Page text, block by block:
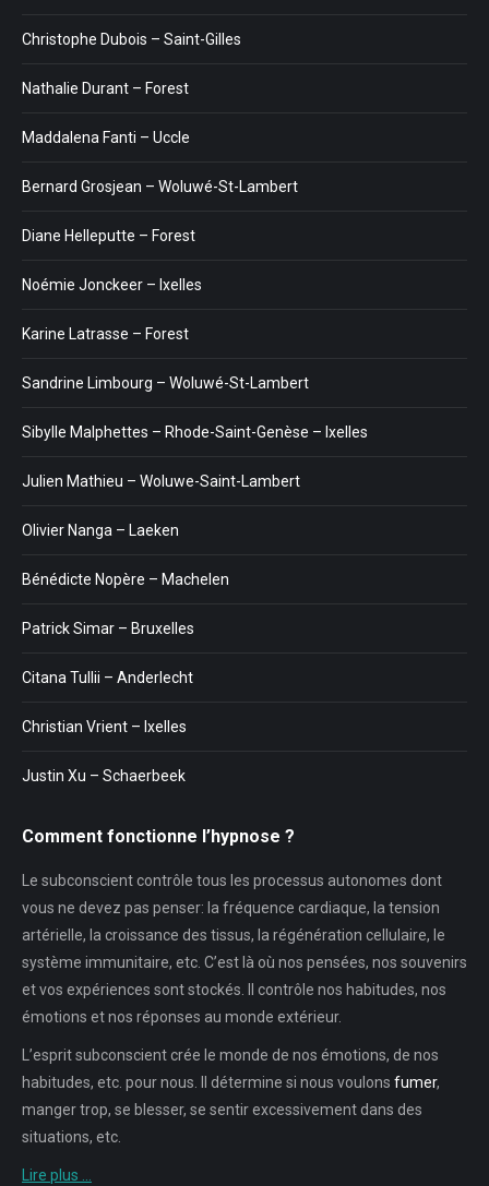
Christophe Dubois – Saint-Gilles
Nathalie Durant – Forest
Maddalena Fanti – Uccle
Bernard Grosjean – Woluwé-St-Lambert
Diane Helleputte – Forest
Noémie Jonckeer – Ixelles
Karine Latrasse – Forest
Sandrine Limbourg – Woluwé-St-Lambert
Sibylle Malphettes – Rhode-Saint-Genèse – Ixelles
Julien Mathieu – Woluwe-Saint-Lambert
Olivier Nanga – Laeken
Bénédicte Nopère – Machelen
Patrick Simar – Bruxelles
Citana Tullii – Anderlecht
Christian Vrient – Ixelles
Justin Xu – Schaerbeek
Comment fonctionne l’hypnose ?
Le subconscient contrôle tous les processus autonomes dont
vous ne devez pas penser: la fréquence cardiaque, la tension
artérielle, la croissance des tissus, la régénération cellulaire, le
système immunitaire, etc. C’est là où nos pensées, nos souvenirs
et vos expériences sont stockés. Il contrôle nos habitudes, nos
émotions et nos réponses au monde extérieur.
L’esprit subconscient crée le monde de nos émotions, de nos
habitudes, etc. pour nous. Il détermine si nous voulons fumer,
manger trop, se blesser, se sentir excessivement dans des
situations, etc.
Lire plus …